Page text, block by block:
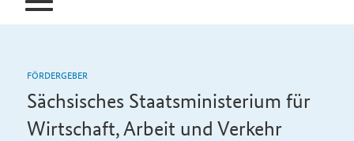
FÖRDERGEBER
Sächsisches Staatsministerium für
Wirtschaft, Arbeit und Verkehr